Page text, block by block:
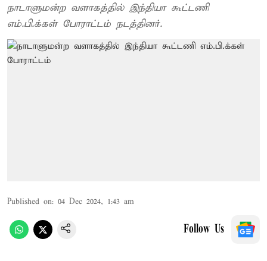
நாடாளுமன்ற வளாகத்தில் இந்தியா கூட்டணி
எம்.பி.க்கள் போராட்டம் நடத்தினர்.
Published on: 04 Dec 2024, 1:43 am
Follow Us